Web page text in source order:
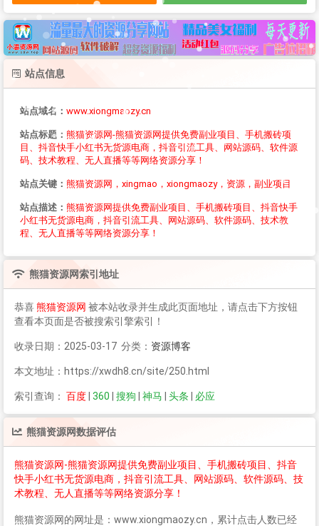
站点信息
站点域名： www.xiongmaozy.cn
站点标题： 熊猫资源网-熊猫资源网提供免费副业项目、手机搬砖项
目、抖音快手小红书无货源电商，抖音引流工具、网站源码、软件源
码、技术教程、无人直播等等网络资源分享！
站点关键： 熊猫资源网，xingmao，xiongmaozy，资源，副业项目
站点描述： 熊猫资源网提供免费副业项目、手机搬砖项目、抖音快手
小红书无货源电商，抖音引流工具、网站源码、软件源码、技术教
程、无人直播等等网络资源分享！
熊猫资源网索引地址
恭喜熊猫资源网 被本站收录并生成此页面地址，请点击下方按钮
查看本页面是否被搜索引擎索引！
收录日期：2025-03-17 分类： 资源博客
本文地址：https://xwdh8.cn/site/250.html
索引查询： 百度 360 搜狗 神马 头条 必应
熊猫资源网数据评估
熊猫资源网-熊猫资源网提供免费副业项目、手机搬砖项目、抖音
快手小红书无货源电商，抖音引流工具、网站源码、软件源码、技
术教程、无人直播等等网络资源分享！
熊猫资源网的网址是：www.xiongmaozy.cn，累计点击人数已经